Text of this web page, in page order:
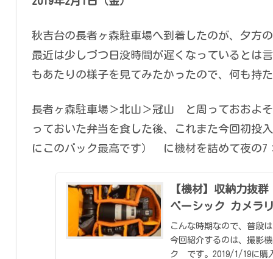
秋吉台の長者ヶ森駐車場へ到着したのが、夕方
最近は少しづつ日没時間が遅くなっているとは
もあたりの様子を見てみたかったので、何も持
長者ヶ森駐車場＞北山＞冠山 と周っておおよ
っておいた弁当を食した後、これまた今回初
にこのバック最高です） に機材を詰めて夜の7
【機材】収納力抜
ベーシック カメラ
こんな時期なので、普段
今回紹介するのは、撮影
ク です。2019/1/19に購